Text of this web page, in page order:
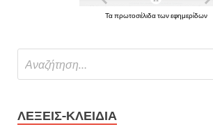
Τα πρωτοσέλιδα των εφημερίδων
ΛΈΞΕΙΣ-ΚΛΕΙΔΙΆ